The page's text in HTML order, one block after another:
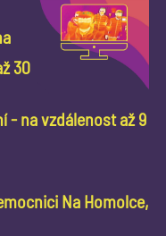
30
- na vzdálenost až 9
Na Homolce,